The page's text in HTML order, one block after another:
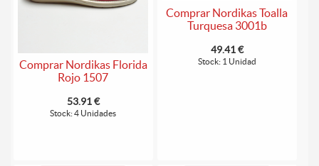
Comprar Nordikas Florida
Rojo 1507
53.91 €
Stock: 4 Unidades
Comprar Nordikas Toalla
Turquesa 3001b
49.41 €
Stock: 1 Unidad